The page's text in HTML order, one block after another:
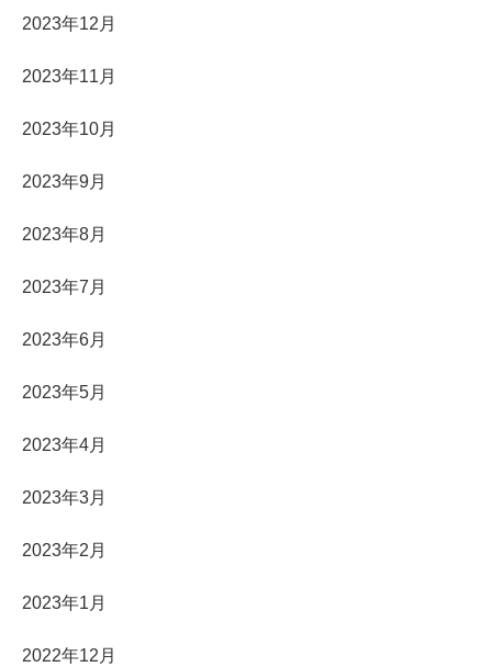
2023年12月
2023年11月
2023年10月
2023年9月
2023年8月
2023年7月
2023年6月
2023年5月
2023年4月
2023年3月
2023年2月
2023年1月
2022年12月